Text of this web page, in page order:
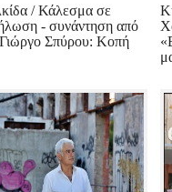
/ Κάλεσμα σε
- συνάντηση από
Σπύρου: Κοπή